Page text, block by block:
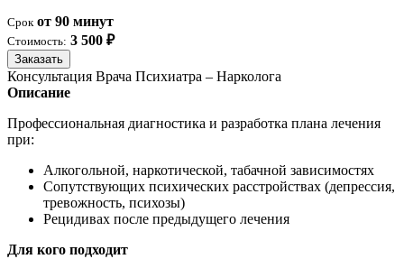
Срок от 90 минут
Стоимость: 3 500 ₽
Заказать
Консультация Врача Психиатра – Нарколога
Описание
Профессиональная диагностика и разработка плана лечения
при:
Алкогольной, наркотической, табачной зависимостях
Сопутствующих психических расстройствах (депрессия,
тревожность, психозы)
Рецидивах после предыдущего лечения
Для кого подходит